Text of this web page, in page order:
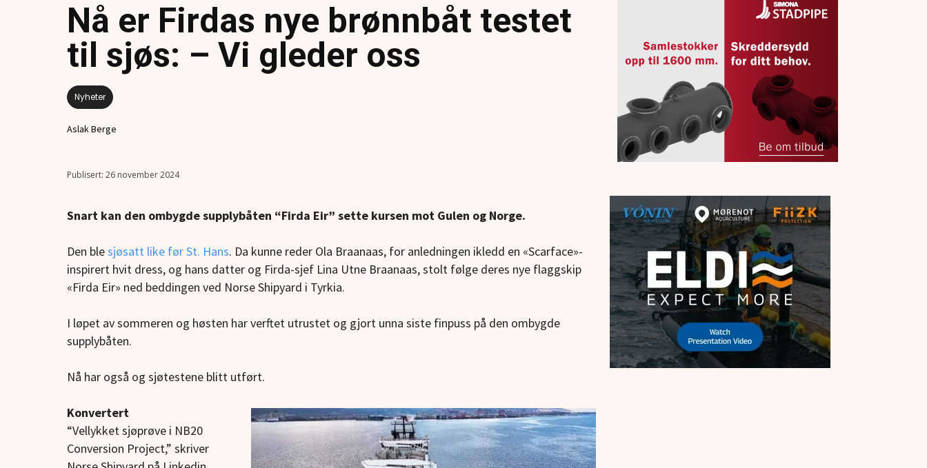
Nå er Firdas nye brønnbåt testet
til sjøs: – Vi gleder oss
Nyheter
Aslak Berge
26 november 2024
Snart kan den ombygde supplybåten “Firda Eir” sette kursen mot Gulen og Norge.
Den blesjøsatt like før St. Hans. Da kunne reder Ola Braanaas, for anledningen ikledd en «Scarface»-
inspirert hvit dress, og hans datter og Firda-sjef Lina Utne Braanaas, stolt følge deres nye flaggskip
«Firda Eir» ned beddingen ved Norse Shipyard i Tyrkia.
I løpet av sommeren og høsten har verftet utrustet og gjort unna siste finpuss på den ombygde
supplybåten.
Nå har også og sjøtestene blitt utført.
Konvertert
“Vellykket sjøprøve i NB20
Conversion Project,” skriver